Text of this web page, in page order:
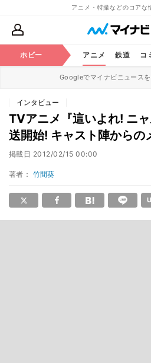
アニメ・特撮などのコアな
ホビー アニメ 鉄道 コ
Googleでマイナビニュース
インタビュー
TVアニメ『這いよれ! ニ
送開始! キャスト陣からの
掲載日 2012/02/15 00:00
著者： 竹間葵